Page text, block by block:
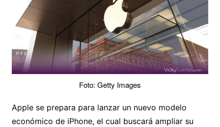
Foto: Getty Images
Apple se prepara para lanzar un nuevo modelo
económico de iPhone, el cual buscará ampliar su